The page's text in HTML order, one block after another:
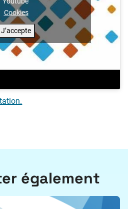
Cookies
J’accepte
également